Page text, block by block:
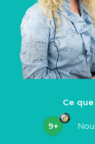
Ce
9+